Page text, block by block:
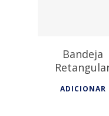
Bandeja
ADICIONAR